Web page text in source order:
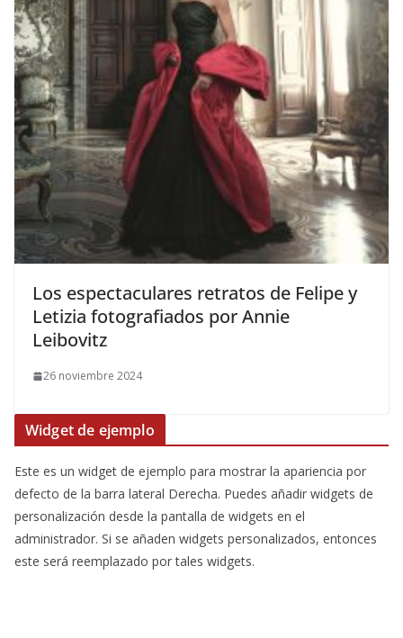
​Los espectaculares retratos de Felipe y
Letizia fotografiados por Annie
Leibovitz
26 noviembre 2024
Widget de ejemplo
Este es un widget de ejemplo para mostrar la apariencia por
defecto de la barra lateral Derecha. Puedes añadir widgets de
personalización desde la pantalla de widgets en el
administrador. Si se añaden widgets personalizados, entonces
este será reemplazado por tales widgets.